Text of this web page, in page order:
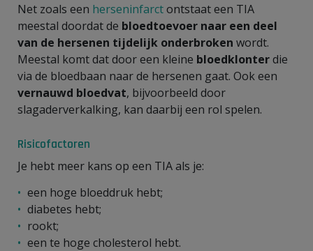
Net zoals een herseninfarctontstaat een TIA
meestal doordat de bloedtoevoer naar een deel
van de hersenen tijdelijk onderbroken wordt.
Meestal komt dat door een kleine bloedklonterdie
via de bloedbaan naar de hersenen gaat. Ook een
vernauwd bloedvat, bijvoorbeeld door
slagaderverkalking, kan daarbij een rol spelen.
Risicofactoren
Je hebt meer kans op een TIA als je:
een hoge bloeddruk hebt;
diabetes hebt;
rookt;
een te hoge cholesterol hebt.